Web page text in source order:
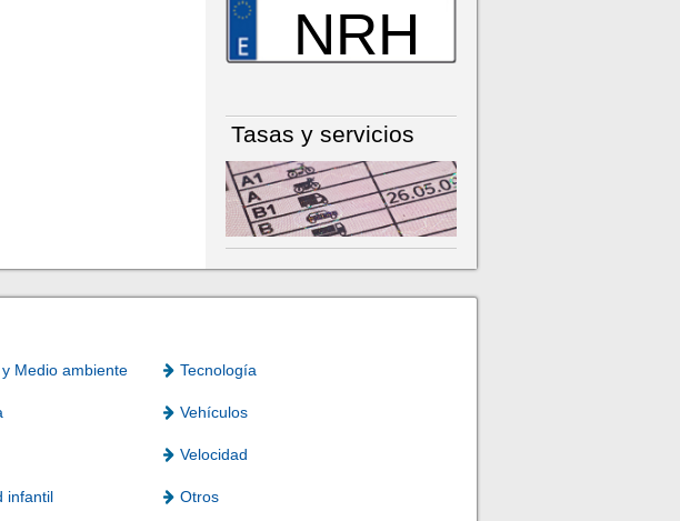
NRH
Tasas y servicios
Medio ambiente Tecnología
Vehículos
Velocidad
infantil Otros